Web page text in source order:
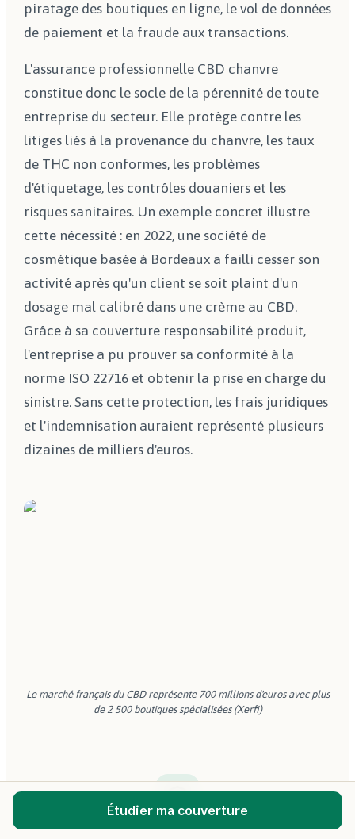
piratage des boutiques en ligne, le vol de données
de paiement et la fraude aux transactions.
L'assurance professionnelle CBD chanvre
constitue donc le socle de la pérennité de toute
entreprise du secteur. Elle protège contre les
litiges liés à la provenance du chanvre, les taux
de THC non conformes, les problèmes
d'étiquetage, les contrôles douaniers et les
risques sanitaires. Un exemple concret illustre
cette nécessité : en 2022, une société de
cosmétique basée à Bordeaux a failli cesser son
activité après qu'un client se soit plaint d'un
dosage mal calibré dans une crème au CBD.
Grâce à sa couverture responsabilité produit,
l'entreprise a pu prouver sa conformité à la
norme ISO 22716 et obtenir la prise en charge du
sinistre. Sans cette protection, les frais juridiques
et l'indemnisation auraient représenté plusieurs
dizaines de milliers d'euros.
Le marché français du CBD représente 700 millions d'euros avec plus
de 2 500 boutiques spécialisées (Xerfi)
Étudier ma couverture